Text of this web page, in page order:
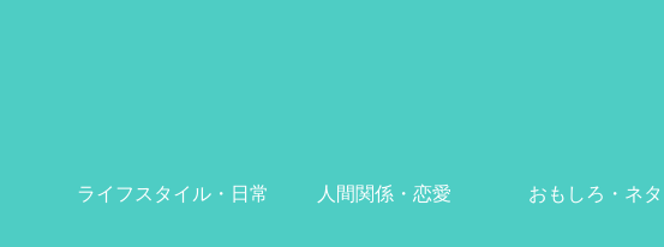
ライフスタイル・日常 人間関係・恋愛 おもしろ・ネタ